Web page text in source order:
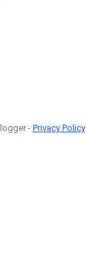
-Privacy Policy